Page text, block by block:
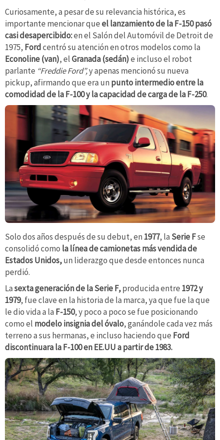
Curiosamente, a pesar de su relevancia histórica,es
importante mencionar queel lanzamiento de la F-150 pasó
casi desapercibido:en el Salón del Automóvil de Detroit de
1975, Fordcentró su atención en otros modelos como la
Econoline (van), elGranada (sedán)e incluso el robot
parlante “Freddie Ford”,y apenas mencionó su nueva
pickup, afirmando que era un punto intermedio entre la
comodidad de la F-100 y la capacidad de carga de la F-250.
Solo dos años después de su debut, en 1977, la Serie Fse
consolidó como la línea de camionetas más vendida de
Estados Unidos,un liderazgo que desde entonces nunca
perdió.
Lasexta generación de la Serie F,producida entre 1972 y
1979, fue clave en la historia de la marca, ya que fue la que
le dio vida a la F-150, y poco a poco se fue posicionando
como el modelo insignia del óvalo, ganándole cada vez más
terreno a sus hermanas, e incluso haciendo que Ford
discontinuara la F-100 en EE.UU a partir de 1983.